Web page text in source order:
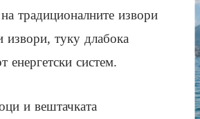
традиционалните извори
извори, туку длабока
енергетски систем.
и вештачката